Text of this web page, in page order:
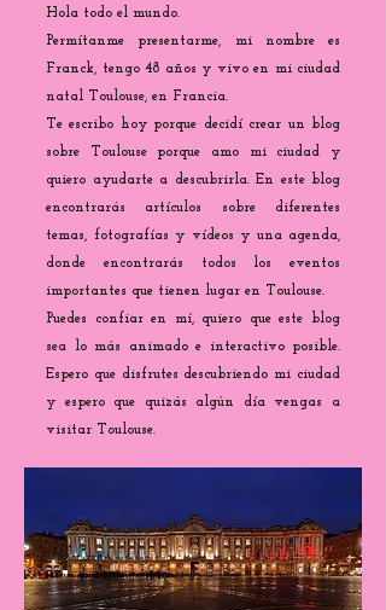
Hola todo el mundo.
Permítanme presentarme, mi nombre es
Franck, tengo 48 años y vivo en mi ciudad
natal Toulouse, en Francia.
Te escribo hoy porque decidí crear un blog
sobre Toulouse porque amo mi ciudad y
quiero ayudarte a descubrirla. En este blog
encontrarás artículos sobre diferentes
temas, fotografías y vídeos y una agenda,
donde encontrarás todos los eventos
importantes que tienen lugar en Toulouse.
Puedes confiar en mí, quiero que este blog
sea lo más animado e interactivo posible.
Espero que disfrutes descubriendo mi ciudad
y espero que quizás algún día vengas a
visitar Toulouse.